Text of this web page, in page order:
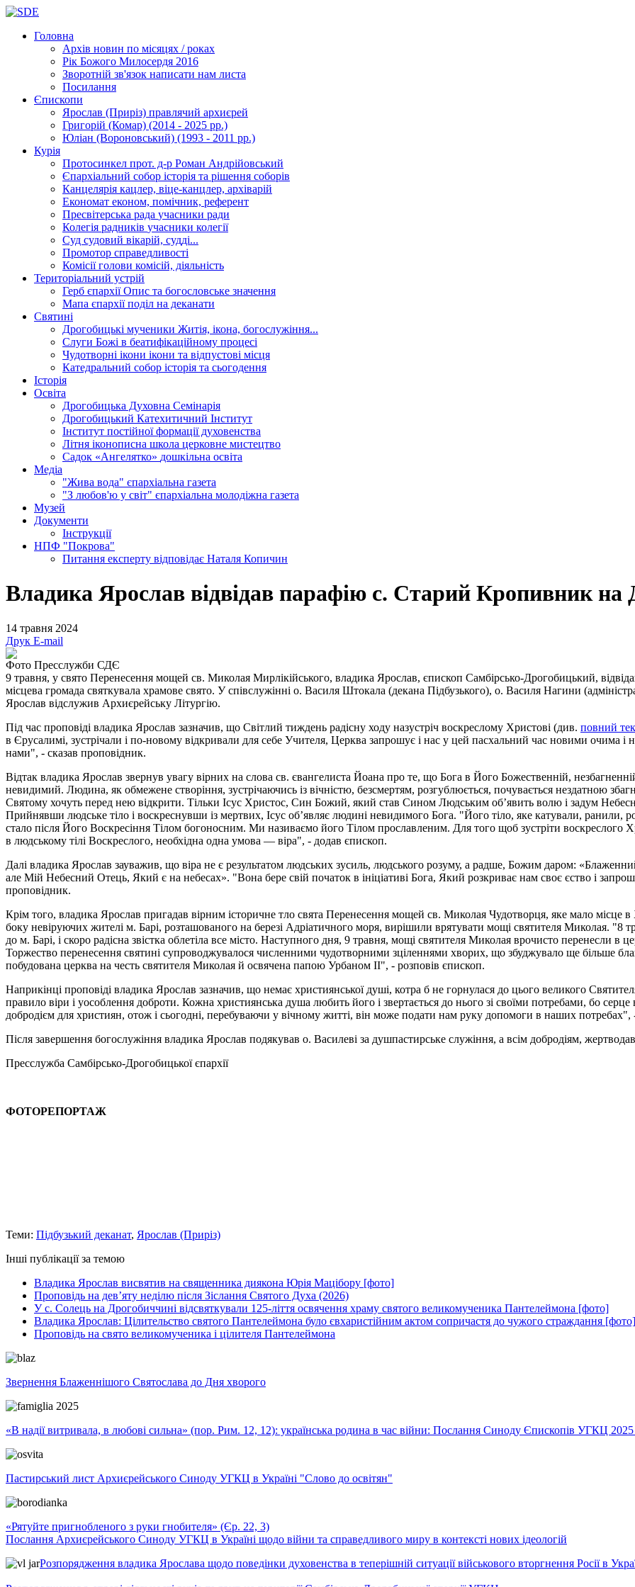
Головна
Архів новин по місяцях / роках
Рік Божого Милосердя 2016
Зворотній зв'язок написати нам листа
Посилання
Єпископи
Ярослав (Приріз) правлячий архиєрей
Григорій (Комар) (2014 - 2025 рр.)
Юліан (Вороновський) (1993 - 2011 рр.)
Курія
Протосинкел прот. д-р Роман Андрійовський
Єпархіальний собор історія та рішення соборів
Канцелярія кацлер, віце-канцлер, архіварій
Економат економ, помічник, референт
Пресвітерська рада учасники ради
Колегія радників учасники колегії
Суд судовий вікарій, судді...
Промотор справедливості
Комісіїголови комісій, діяльність
Територіальний устрій
Герб єпархіїОпис та богословське значення
Мапа єпархіїподіл на деканати
Святині
Дрогобицькі мученики Житія, ікона, богослужіння...
Слуги Божі в беатифікаційному процесі
Чудотворні ікони ікони та відпустові місця
Катедральний собор історія та сьогодення
Історія
Освіта
Дрогобицька Духовна Семінарія
Дрогобицький Катехитичний Інститут
Інститут постійної формації духовенства
Літня іконописна школа церковне мистецтво
Садок «Ангелятко» дошкільна освіта
Медіа
"Жива вода" єпархіальна газета
"З любов'ю у світ" єпархіальна молодіжна газета
Музей
Документи
Інструкції
НПФ "Покрова"
Питання експерту відповідає Наталя Копичин
Владика Ярослав відвідав парафію с. Старий Кропивник на
14 травня 2024
Друк E-mail
Фото Пресслужби СДЄ
9 травня, у свято Перенесення мощей св. Миколая Мирлікійського, владика Ярослав, єпископ Самбірсько-Дрогобицький,
місцева громада святкувала храмове свято. У співслужінні о. Василя Штокала (декана Підбузького), о. Василя Нагини
Ярослав відслужив Архиєрейську Літургію.
Під час проповіді владика Ярослав зазначив, що Світлий тиждень радісну ходу назустріч воскреслому Христові (див. повний
в Єрусалимі, зустрічали і по-новому відкривали для себе Учителя, Церква запрошує і нас у цей пасхальний час новими очима
нами", - сказав проповідник.
Відтак владика Ярослав звернув увагу вірних на слова св. євангелиста Йоана про те, що Бога в Його Божественній,
невидимий. Людина, як обмежене створіння, зустрічаючись із вічністю, безсмертям, розгублюється, почувається нездатною
Святому хочуть перед нею відкрити. Тільки Ісус Христос, Син Божий, який став Сином Людським об’явить волю і задум
Прийнявши людське тіло і воскреснувши із мертвих, Ісус об’являє людині невидимого Бога. "Його тіло, яке катували, ранили,
стало після Його Воскресіння Тілом богоносним. Ми називаємо його Тілом прославленим. Для того щоб зустріти воскреслого
в людському тілі Воскреслого, необхідна одна умова — віра", - додав єпископ.
Далі владика Ярослав зауважив, що віра не є результатом людських зусиль, людського розуму, а радше, Божим даром:
але Мій Небесний Отець, Який є на небесах». "Вона бере свій початок в ініціативі Бога, Який розкриває нам своє єство і
проповідник.
Крім того, владика Ярослав пригадав вірним історичне тло свята Перенесення мощей св. Миколая Чудотворця, яке мало місце
боку невіруючих жителі м. Барі, розташованого на березі Адріатичного моря, вирішили врятувати мощі святителя Миколая. "8
до м. Барі, і скоро радісна звістка облетіла все місто. Наступного дня, 9 травня, мощі святителя Миколая врочисто перенесли в
Торжество перенесення святині супроводжувалося численними чудотворними зціленнями хворих, що збуджувало ще більше
побудована церква на честь святителя Миколая й освячена папою Урбаном II", - розповів єпископ.
Наприкінці проповіді владика Ярослав зазначив, що немає християнської душі, котра б не горнулася до цього великого
правило віри і уособлення доброти. Кожна християнська душа любить його і звертається до нього зі своїми потребами, бо серце
добродієм для християн, отож і сьогодні, перебуваючи у вічному житті, він може подати нам руку допомоги в наших потребах",
Після завершення богослужіння владика Ярослав подякував о. Василеві за душпастирське служіння, а всім добродіям,
Пресслужба Самбірсько-Дрогобицької єпархії
ФОТОРЕПОРТАЖ
Теми: Підбузький деканат, Ярослав (Приріз)
Інші публікації за темою
Владика Ярослав висвятив на священника диякона Юрія Мацібору [фото]
Проповідь на дев’яту неділю після Зіслання Святого Духа (2026)
У с. Солець на Дрогобиччині відсвяткували 125-ліття освячення храму святого великомученика Пантелеймона [фото]
Владика Ярослав: Цілительство святого Пантелеймона було євхаристійним актом сопричастя до чужого страждання [фото]
Проповідь на свято великомученика і цілителя Пантелеймона
Звернення Блаженнішого Святослава до Дня хворого
«В надії витривала, в любові сильна» (пор. Рим. 12, 12): українська родина в час війни: Послання Синоду Єпископів УГКЦ
Пастирський лист Архиєрейського Синоду УГКЦ в Україні "Слово до освітян"
«Рятуйте пригнобленого з руки гнобителя» (Єр. 22, 3)
Послання Архиєрейського Синоду УГКЦ в Україні щодо війни та справедливого миру в контексті нових ідеологій
Розпорядження владика Ярослава щодо поведінки духовенства в теперішній ситуації військового вторгнення Росії в